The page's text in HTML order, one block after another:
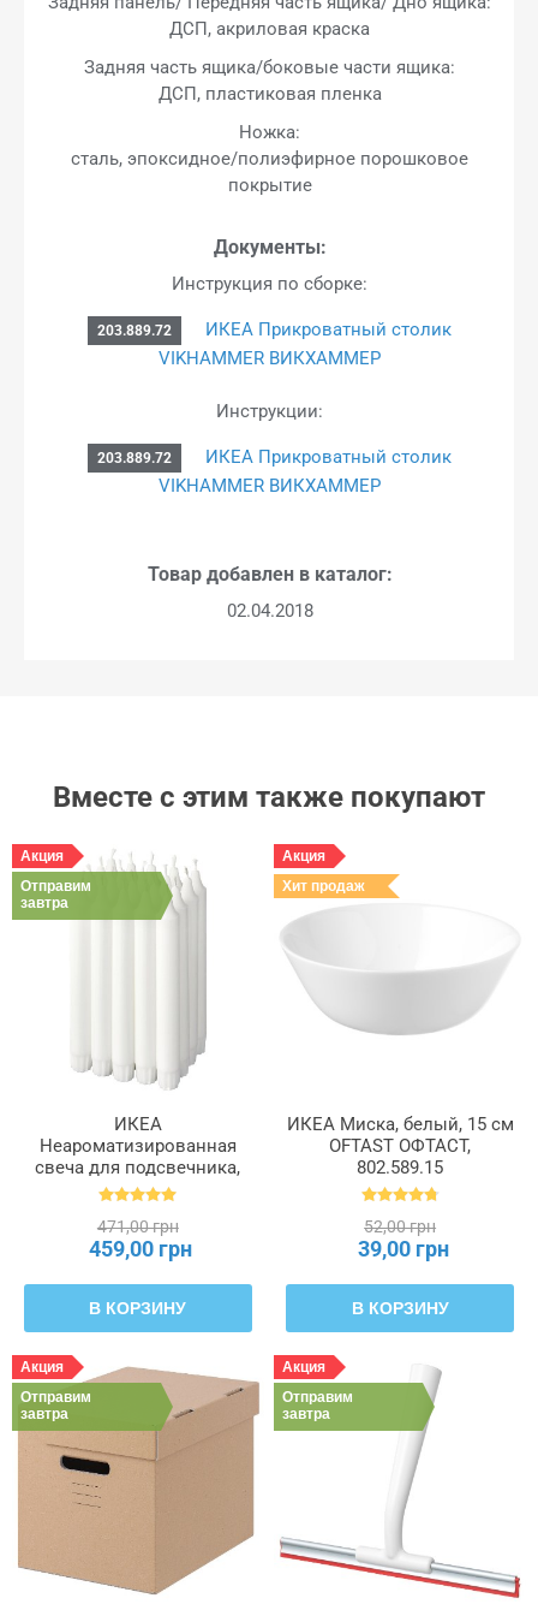
ДСП, акриловая краска
Задняя часть ящика/боковые части ящика:
ДСП, пластиковая пленка
Ножка:
сталь, эпоксидное/полиэфирное порошковое
покрытие
Документы:
Инструкция по сборке:
203.889.72
ИКЕА Прикроватный столик
VIKHAMMER ВИКХАММЕР
Инструкции:
203.889.72
ИКЕА Прикроватный столик
VIKHAMMER ВИКХАММЕР
Товар добавлен в каталог:
02.04.2018
Вместе с этим также покупают
Акция
Отправим
завтра
ИКЕА
Неароматизированная
свеча для подсвечника,
белый, 19 см 6 часов
471,00 грн
459,00 грн
В КОРЗИНУ
Акция
Хит продаж
ИКЕА Миска, белый, 15 см
OFTAST ОФТАСТ,
802.589.15
52,00 грн
39,00 грн
В КОРЗИНУ
Акция
Отправим
завтра
Акция
Отправим
завтра